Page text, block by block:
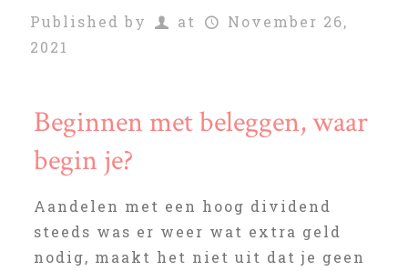
Published by at
November 26,
2021
Beginnen met beleggen, waar
begin je?
Aandelen met een hoog dividend
steeds was er weer wat extra geld
nodig, maakt het niet uit dat je geen